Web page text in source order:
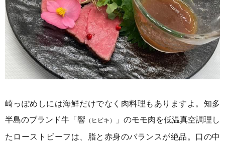
崎っぽめしには海鮮だけでなく肉料理もありますよ。知多
半島のブランド牛「響 （ヒビキ）
」のモモ肉を低温真空調理し
たローストビーフは、脂と赤身のバランスが絶品。口の中